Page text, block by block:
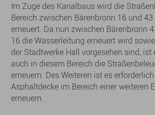
Im Zuge des Kanalbaus wird die
Bereich zwischen Bärenbronn 16 und
erneuert. Da nun zwischen Bärenbronn
16 die Wasserleitung erneuert wird
der Stadtwerke Hall vorgesehen sind, ist
auch in diesem Bereich die
erneuern. Des Weiteren ist es
Asphaltdecke im Bereich einer weiteren
erneuern.